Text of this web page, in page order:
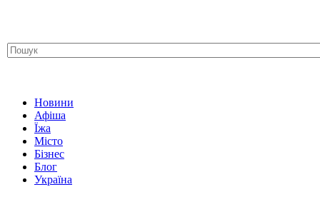
Новини
Афіша
Їжа
Місто
Бізнес
Блог
Україна